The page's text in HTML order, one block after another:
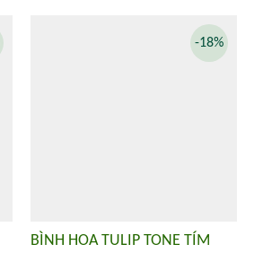
BÌNH HOA TULIP TONE TÍM
-18%